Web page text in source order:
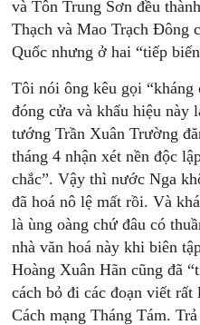
và Tôn Trung Sơn đều
Thạch và Mao Trạch Đông
Quốc nhưng ở hai “tiếp
Tôi nói ông kêu gọi “kháng
đóng cửa và khẩu hiệu này
tướng Trần Xuân Trường
tháng 4 nhận xét nền độc
chắc”. Vậy thì nước Nga
đã hoá nô lệ mất rồi. Và
là ùng oàng chứ đâu có
nhà văn hoá này khi biên
Hoàng Xuân Hãn cũng đã
cách bỏ đi các đoạn viết
Cách mạng Tháng Tám.